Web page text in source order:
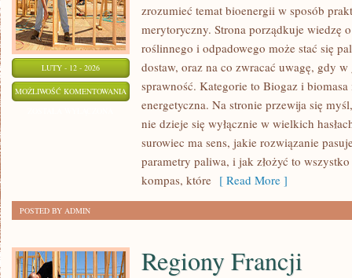
LUTY - 12 - 2026
MOŻLIWOŚĆ KOMENTOWANIA ENERGIA
WIATROWA
zrozumieć temat bioenergii w sposób
merytoryczny. Strona porządkuje wiedzę
roślinnego i odpadowego może stać się
dostaw, oraz na co zwracać uwagę, gdy w
sprawność. Kategorie to Biogaz i biomasa
energetyczna. Na stronie przewija się
nie dzieje się wyłącznie w wielkich
surowiec ma sens, jakie rozwiązanie
parametry paliwa, i jak złożyć to
kompas, które [ Read More ]
POSTED BY ADMIN
Regiony Francji